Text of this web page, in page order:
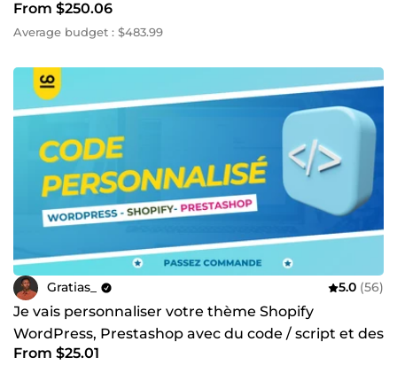
From $250.06
Average budget : $483.99
Gratias_ 5.0 (56)
Je vais personnaliser votre thème Shopify
WordPress, Prestashop avec du code / script et des
fonctionnalités
From $25.01